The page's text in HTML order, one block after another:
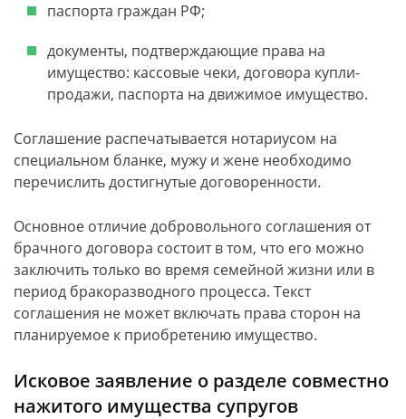
паспорта граждан РФ;
документы, подтверждающие права на
имущество: кассовые чеки, договора купли-
продажи, паспорта на движимое имущество.
Соглашение распечатывается нотариусом на
специальном бланке, мужу и жене необходимо
перечислить достигнутые договоренности.
Основное отличие добровольного соглашения от
брачного договора состоит в том, что его можно
заключить только во время семейной жизни или в
период бракоразводного процесса. Текст
соглашения не может включать права сторон на
планируемое к приобретению имущество.
Исковое заявление о разделе совместно
нажитого имущества супругов